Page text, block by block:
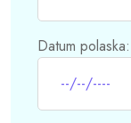
Datum polaska: